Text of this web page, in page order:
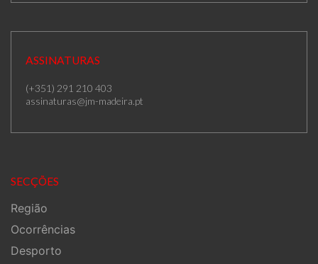
ASSINATURAS
(+351) 291 210 403
assinaturas@jm-madeira.pt
SECÇÕES
Região
Ocorrências
Desporto